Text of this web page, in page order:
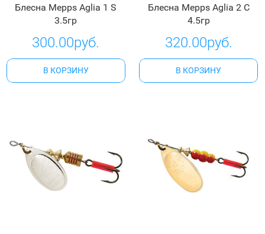
Блесна Mepps Aglia 1 S
3.5гр
300.00руб.
В КОРЗИНУ
Блесна Mepps Aglia 2 C
4.5гр
320.00руб.
В КОРЗИНУ